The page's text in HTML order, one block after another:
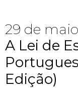
29 de
A Lei de
Edição)